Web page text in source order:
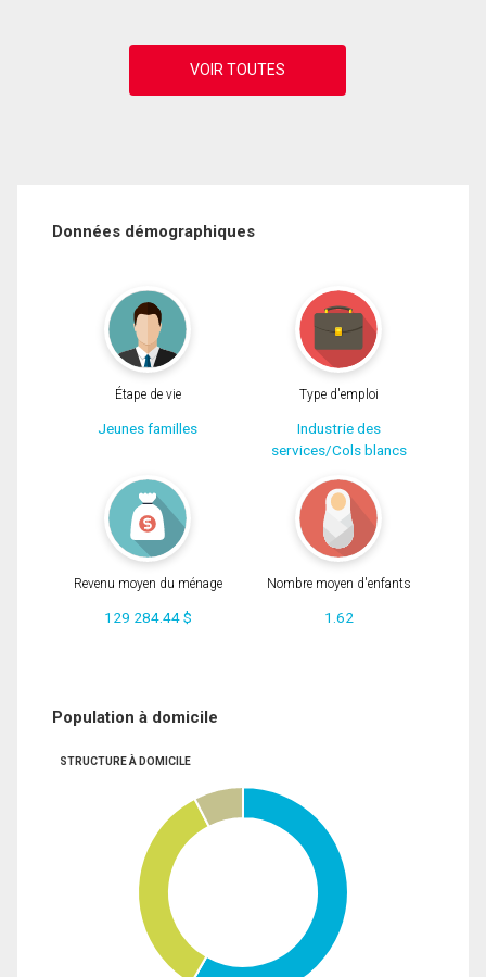
Données démographiques
Étape de vie
Jeunes familles
Type d'emploi
Industrie des
services/Cols blancs
Revenu moyen du ménage
129 284.44 $
Nombre moyen d'enfants
1.62
Population à domicile
STRUCTURE À DOMICILE